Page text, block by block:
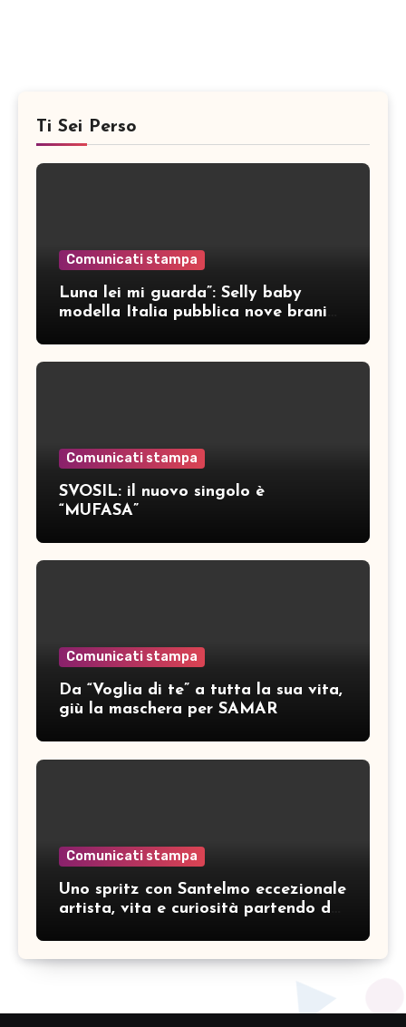
Ti Sei Perso
Comunicati stampa
Luna lei mi guarda”: Selly baby
modella Italia pubblica nove brani
Comunicati stampa
SVOSIL: il nuovo singolo è
“MUFASA”
Comunicati stampa
Da “Voglia di te” a tutta la sua vita,
giù la maschera per SAMAR
Comunicati stampa
Uno spritz con Santelmo eccezionale
artista, vita e curiosità partendo da